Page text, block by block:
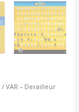
/ VAR – Derailleur